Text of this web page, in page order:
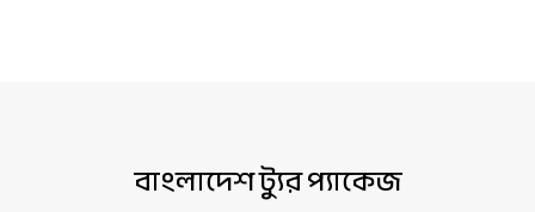
বাংলাদেশ ট্যুর প্যাকেজ